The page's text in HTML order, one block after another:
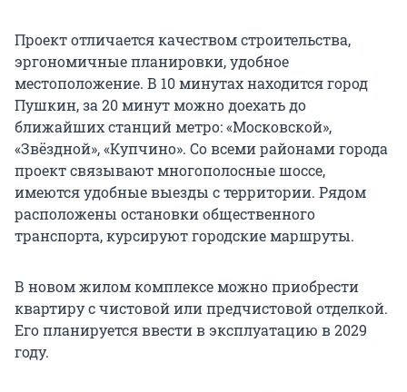
Проект отличается качеством строительства,
эргономичные планировки, удобное
местоположение. В 10 минутах находится город
Пушкин, за 20 минут можно доехать до
ближайших станций метро: «Московской»,
«Звёздной», «Купчино». Со всеми районами города
проект связывают многополосные шоссе,
имеются удобные выезды с территории. Рядом
расположены остановки общественного
транспорта, курсируют городские маршруты.
В новом жилом комплексе можно приобрести
квартиру с чистовой или предчистовой отделкой.
Его планируется ввести в эксплуатацию в 2029
году.